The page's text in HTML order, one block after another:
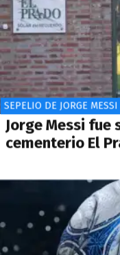
SEPELIO DE JORGE MESSI
Jorge Messi fue
cementerio El